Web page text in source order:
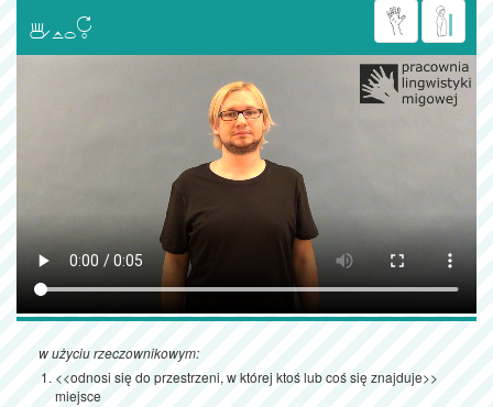

w użyciu rzeczownikowym:
<<odnosi się do przestrzeni, w której ktoś lub coś się znajduje>>
miejsce